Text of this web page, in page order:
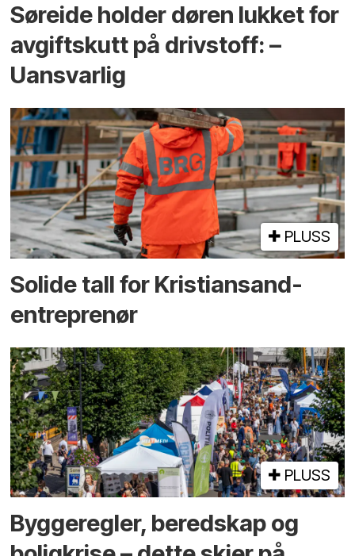
Søreide holder døren lukket for
avgiftskutt på drivstoff: –
Uansvarlig
PLUSS
Solide tall for Kristiansand-
entreprenør
PLUSS
Bygge­regler, beredskap og